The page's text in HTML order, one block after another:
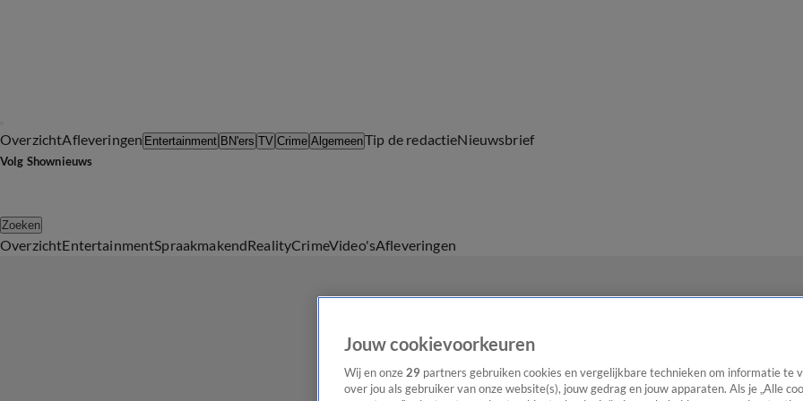
OverzichtAfleveringen Entertainment BN'ers TV Crime AlgemeenTip de redactieNieuwsbrief
Volg Shownieuws
Zoeken
OverzichtEntertainmentSpraakmakendRealityCrimeVideo'sAfleveringen
Jouw cookievoorkeuren
Wij en onze 29 partners gebruiken cookies en vergelijkbare technieken om informatie te
over jou als gebruiker van onze website(s), jouw gedrag en jouw apparaten. Als je „Alle